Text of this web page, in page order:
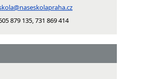
879 135, 731 869 414